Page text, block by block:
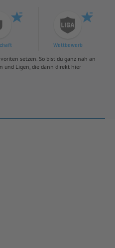
Wettbewerb
setzen. So bist du ganz nah an
und Ligen, die dann direkt hier